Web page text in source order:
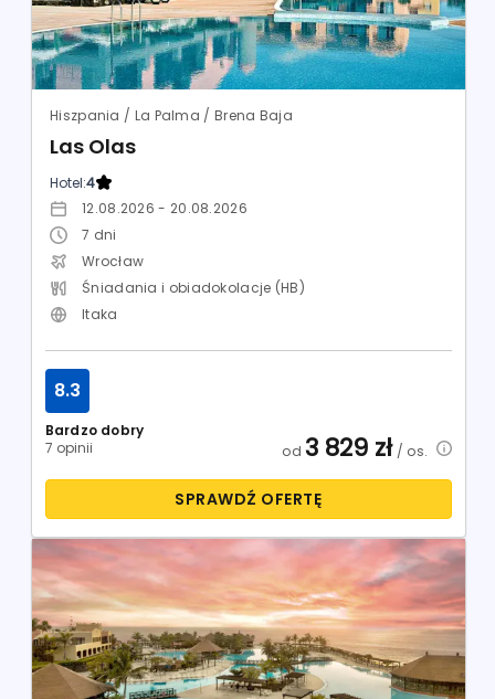
Hiszpania / La Palma / Brena Baja
Las Olas
Hotel:4
12.08.2026 - 20.08.2026
7 dni
Wrocław
Śniadania i obiadokolacje (HB)
Itaka
Bardzo dobry
7 opinii
8.3
od 3 829 zł/ os.
SPRAWDŹ OFERTĘ